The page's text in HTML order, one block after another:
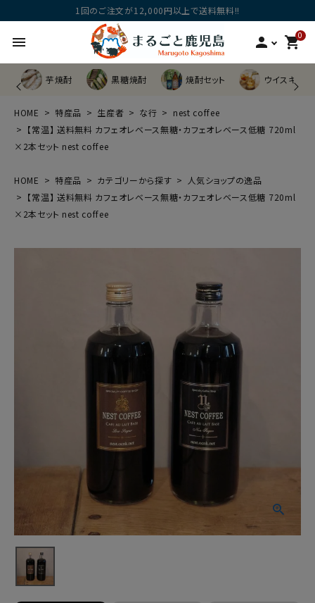
1回のご注文が12,000円以上で送料無料!!
menu person 0
shopping_cart
芋焼酎 黒糖焼酎 焼酎セット ウイスキー他
HOME 特産品 生産者 な行
nest coffee
【常温】 送料無料 カフェオレベース無糖・カフェオレベース低糖 720ml
×2本セット nest coffee
HOME 特産品 カテゴリーから探す
人気ショップの逸品
【常温】 送料無料 カフェオレベース無糖・カフェオレベース低糖 720ml
×2本セット nest coffee